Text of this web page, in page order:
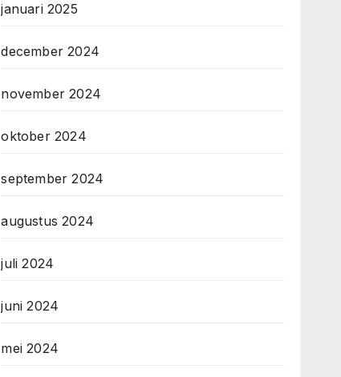
januari 2025
december 2024
november 2024
oktober 2024
september 2024
augustus 2024
juli 2024
juni 2024
mei 2024